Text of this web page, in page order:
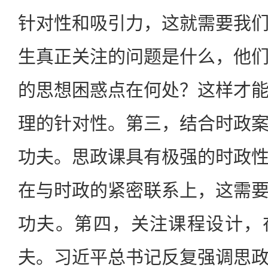
针对性和吸引力，这就需要我
生真正关注的问题是什么，他
的思想困惑点在何处？这样才
理的针对性。第三，结合时政
功夫。思政课具有极强的时政
在与时政的紧密联系上，这需
功夫。第四，关注课程设计
夫。习近平总书记反复强调思